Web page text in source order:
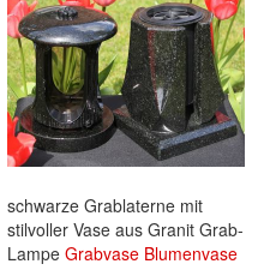
schwarze Grablaterne mit
stilvoller Vase aus Granit Grab-
Lampe Grabvase Blumenvase